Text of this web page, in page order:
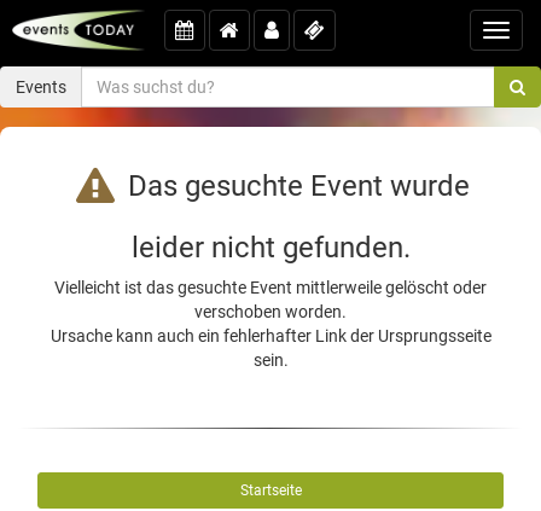
Events
Das gesuchte Event wurde
leider nicht gefunden.
Vielleicht ist das gesuchte Event mittlerweile gelöscht oder
verschoben worden.
Ursache kann auch ein fehlerhafter Link der Ursprungsseite
sein.
Startseite